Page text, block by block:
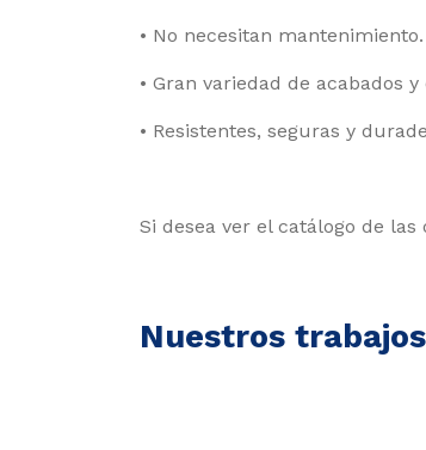
• No necesitan mantenimiento.
• Gran variedad de acabados y
• Resistentes, seguras y
Si desea ver el catálogo de
Nuestros trabajos